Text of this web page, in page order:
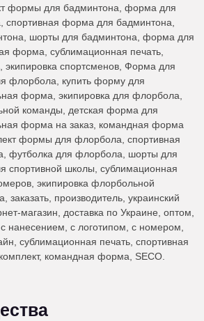
формы для бадминтона, форма для
спортивная форма для бадминтона,
шорты для бадминтона, форма для
форма, сублимационная печать,
экипировка спортсменов, Форма для
флорбола, купить форму для
форма, экипировка для флорбола,
команды, детская форма для
форма на заказ, командная форма
формы для флорбола, спортивная
футболка для флорбола, шорты для
школы, сублимационная
экипировка флорбольной
заказать, производитель, украинский
магазин, доставка по Украине, оптом,
нанесением, с логотипом, с номером,
сублимационная печать, спортивная
командная форма, SECO.